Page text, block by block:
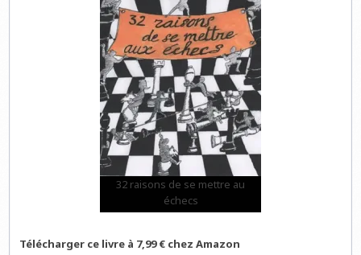
32 raisons de se mettre au
échecs
Télécharger ce livre à 7,99 € chez Amazon